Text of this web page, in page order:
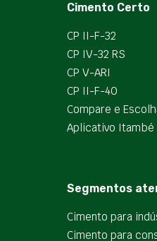
Cimento Certo
CP II-F-32
CP IV-32 RS
CP V-ARI
CP II-F-40
Compare e
Aplicativo Itambé
Segmentos
Cimento para
Cimento para